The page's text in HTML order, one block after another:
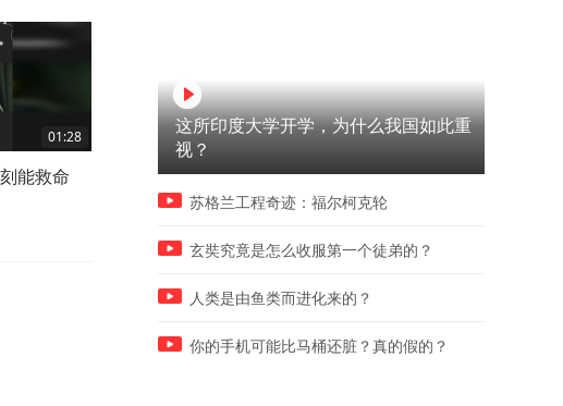
01:28
能救命
00:36
乱世就要用重典 父亲吃肉儿女却只能喝汤
这所印度大学开学，为什么我国如此重
视？
苏格兰工程奇迹：福尔柯克轮
玄奘究竟是怎么收服第一个徒弟的？
人类是由鱼类而进化来的？
你的手机可能比马桶还脏？真的假的？